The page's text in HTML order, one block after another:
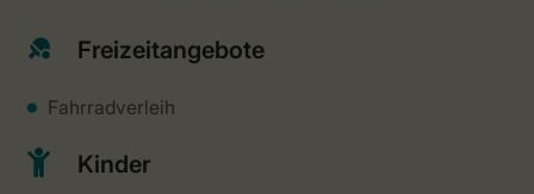
Freizeitangebote
Fahrradverleih
Kinder